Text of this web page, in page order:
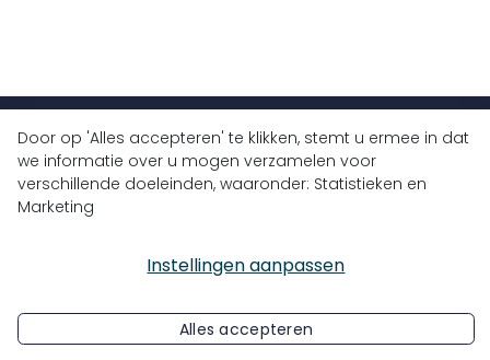
+32 (0)9 430 77 77
info@bluedrops.eu
Door op 'Alles accepteren' te klikken, stemt u ermee in dat
we informatie over u mogen verzamelen voor
verschillende doeleinden, waaronder: Statistieken en
Marketing
Instellingen aanpassen
Alles accepteren